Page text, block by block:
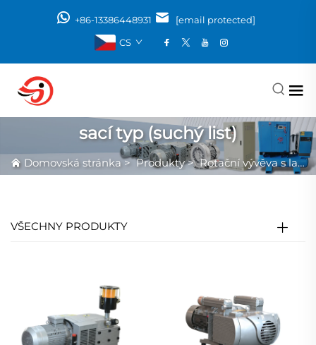
+86-13386448931
[email protected]
CS
sací typ (suchý list)
Domovská stránka>Produkty>Rotační vývěva s lamelovým kroužkem
VŠECHNY PRODUKTY